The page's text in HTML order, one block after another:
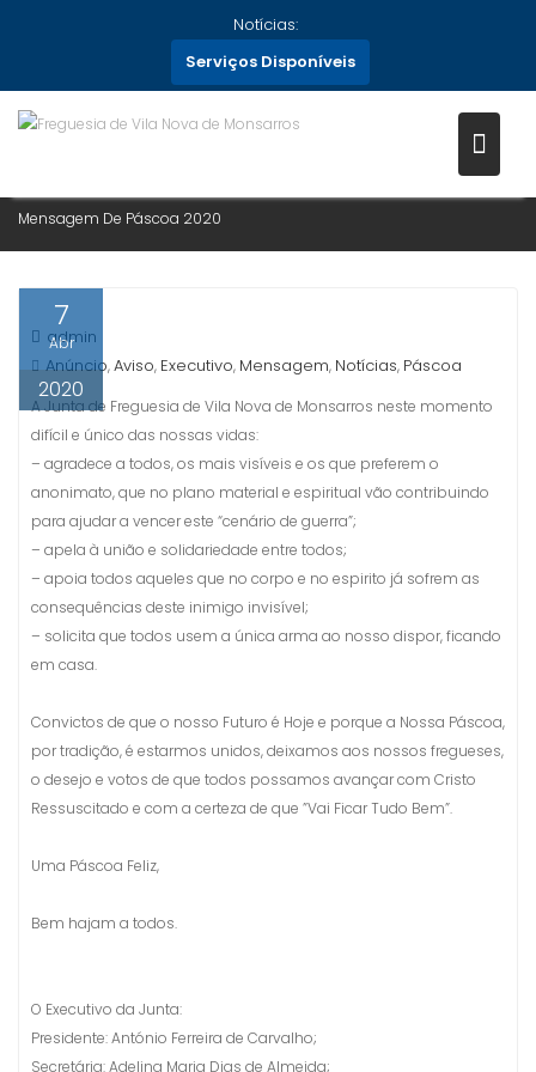
Notícias:
Serviços Disponíveis
MENSAGEM DE PÁSCOA 2020
Mensagem De Páscoa 2020
7
Abr
2020
admin
Anúncio,Aviso, Executivo, Mensagem, Notícias, Páscoa
A Junta de Freguesia de Vila Nova de Monsarros neste momento
difícil e único das nossas vidas:
– agradece a todos, os mais visíveis e os que preferem o
anonimato, que no plano material e espiritual vão contribuindo
para ajudar a vencer este “cenário de guerra”;
– apela à união e solidariedade entre todos;
– apoia todos aqueles que no corpo e no espirito já sofrem as
consequências deste inimigo invisível;
– solicita que todos usem a única arma ao nosso dispor, ficando
em casa.
Convictos de que o nosso Futuro é Hoje e porque a Nossa Páscoa,
por tradição, é estarmos unidos, deixamos aos nossos fregueses,
o desejo e votos de que todos possamos avançar com Cristo
Ressuscitado e com a certeza de que ”Vai Ficar Tudo Bem”.
Uma Páscoa Feliz,
Bem hajam a todos.
O Executivo da Junta:
Presidente: António Ferreira de Carvalho;
Secretária: Adelina Maria Dias de Almeida;